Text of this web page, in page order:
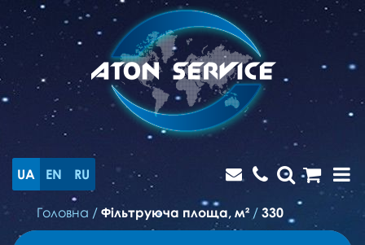
UA EN RU
Головна / Фільтруюча площа, м² / 330